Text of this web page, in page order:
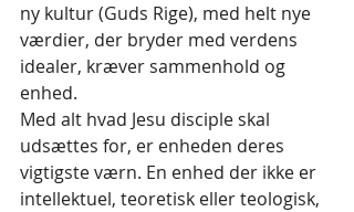
ny kultur (Guds Rige), med helt nye
værdier, der bryder med verdens
idealer, kræver sammenhold og
enhed.
Med alt hvad Jesu disciple skal
udsættes for, er enheden deres
vigtigste værn. En enhed der ikke er
intellektuel, teoretisk eller teologisk,